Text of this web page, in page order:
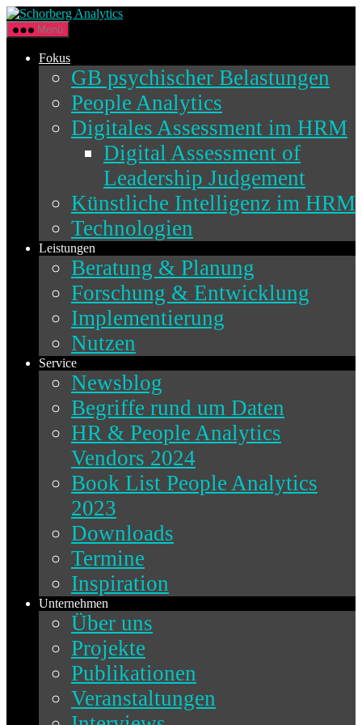
Direkt
zum
Inhalt
wechseln
Schorberg
Menü
Fokus
GB psychischer Belastungen
People Analytics
Digitales Assessment im HRM
Digital Assessment of
Leadership Judgement
Künstliche Intelligenz im HRM
Technologien
Leistungen
Beratung & Planung
Forschung & Entwicklung
Implementierung
Nutzen
Service
Newsblog
Begriffe rund um Daten
HR & People Analytics
Vendors 2024
Book List People Analytics
2023
Downloads
Termine
Inspiration
Unternehmen
Über uns
Projekte
Publikationen
Veranstaltungen